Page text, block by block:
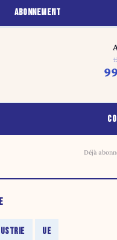
ABONNEMENT
Déjà
UE